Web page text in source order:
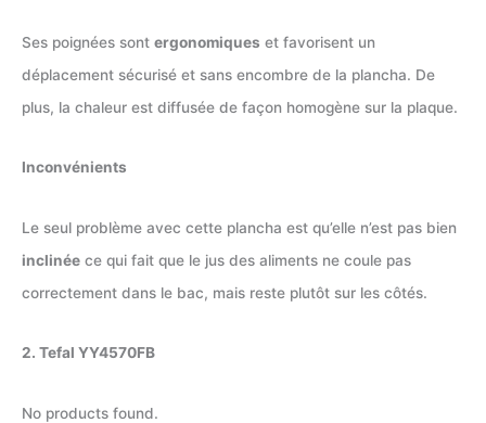
Ses poignées sont ergonomiques et favorisent un
déplacement sécurisé et sans encombre de la plancha. De
plus, la chaleur est diffusée de façon homogène sur la plaque.
Inconvénients
Le seul problème avec cette plancha est qu’elle n’est pas bien
inclinée ce qui fait que le jus des aliments ne coule pas
correctement dans le bac, mais reste plutôt sur les côtés.
2. Tefal ‎YY4570FB
No products found.